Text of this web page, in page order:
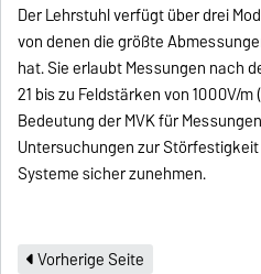
Der Lehrstuhl verfügt über drei
von denen die größte
hat. Sie erlaubt Messungen nach
21 bis zu Feldstärken von 1000V/
Bedeutung der MVK für
Untersuchungen zur
Systeme sicher zunehmen.
Vorherige Seite